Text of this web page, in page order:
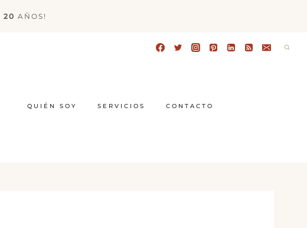
20 AÑOS!
QUIÉN SOY SERVICIOS CONTACTO